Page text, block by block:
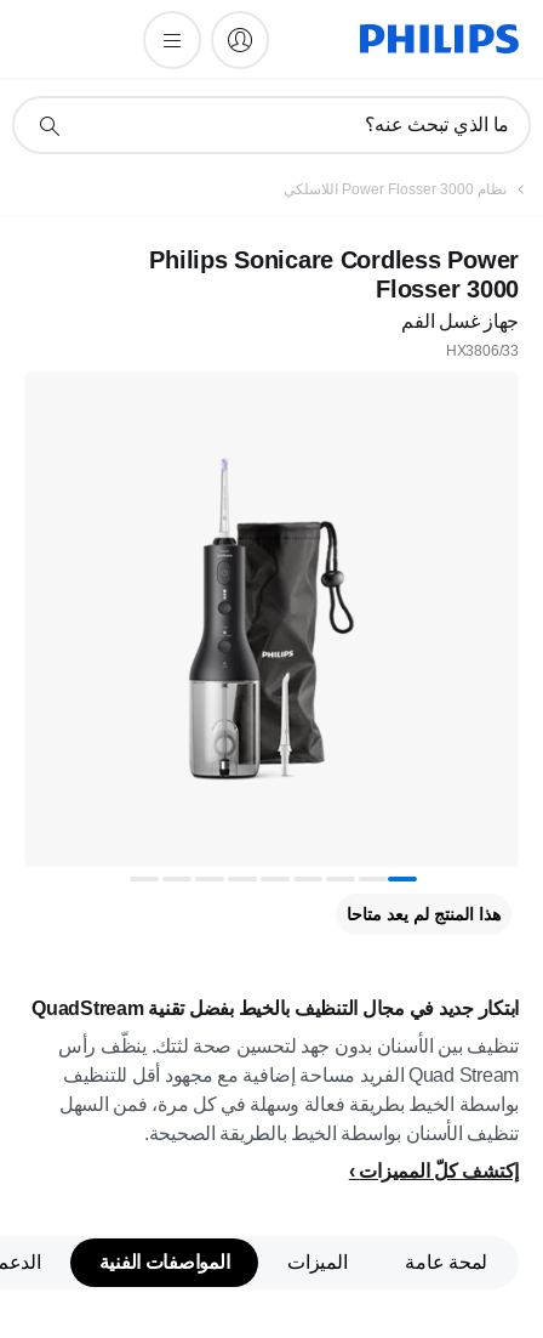
دعم
ما الذي تبحث عنه؟
نظام Power Flosser 3000 اللاسلكي
Philips Sonicare Cordless Power
Flosser 3000
جهاز غسل الفم
HX3806/33
ابتكار جديد في مجال التنظيف بالخيط بفضل تقنية QuadStream
تنظيف بين الأسنان بدون جهد لتحسين صحة لثتك. ينظّف رأس
Quad Stream الفريد مساحة إضافية مع مجهود أقل للتنظيف
بواسطة الخيط بطريقة فعالة وسهلة في كل مرة، فمن السهل
تنظيف الأسنان بواسطة الخيط بالطريقة الصحيحة.
إكتشف كلّ المميزات
هذا المنتج لم يعد متاحا
لمحة عامة الميزات المواصفات الفنية